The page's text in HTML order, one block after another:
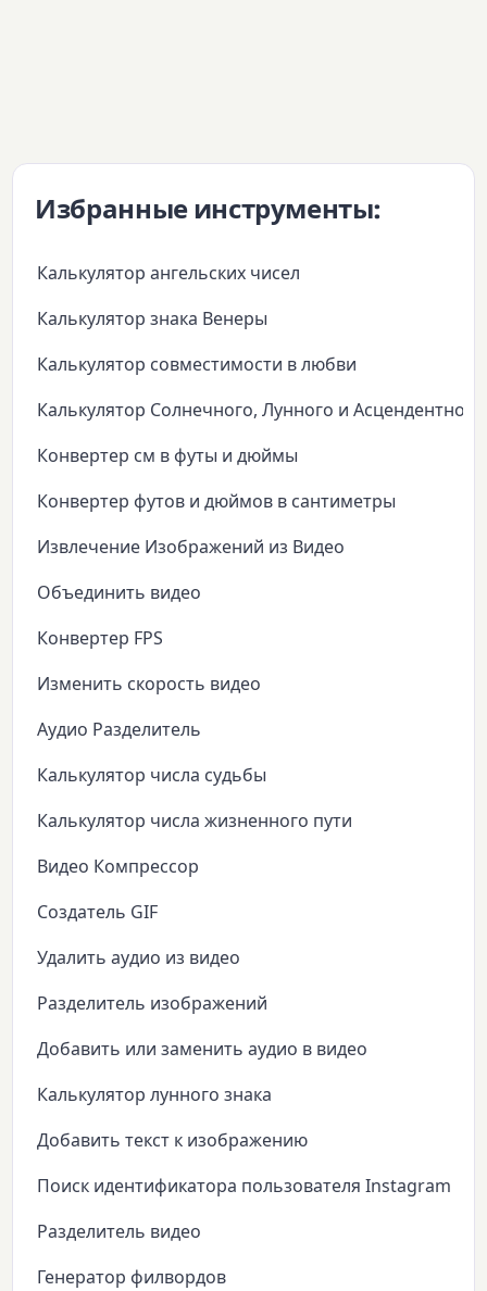
Избранные инструменты:
Калькулятор ангельских чисел
Калькулятор знака Венеры
Калькулятор совместимости в любви
Калькулятор Солнечного, Лунного и Асцендентного
Конвертер см в футы и дюймы
Конвертер футов и дюймов в сантиметры
Извлечение Изображений из Видео
Объединить видео
Конвертер FPS
Изменить скорость видео
Аудио Разделитель
Калькулятор числа судьбы
Калькулятор числа жизненного пути
Видео Компрессор
Создатель GIF
Удалить аудио из видео
Разделитель изображений
Добавить или заменить аудио в видео
Калькулятор лунного знака
Добавить текст к изображению
Поиск идентификатора пользователя Instagram
Разделитель видео
Генератор филвордов